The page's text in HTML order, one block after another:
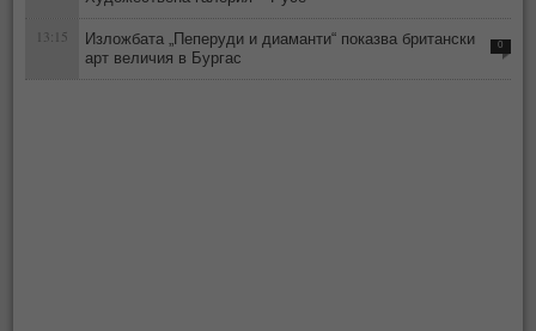
13:15
Изложбата „Пеперуди и диаманти“ показва британски
арт величия в Бургас
0